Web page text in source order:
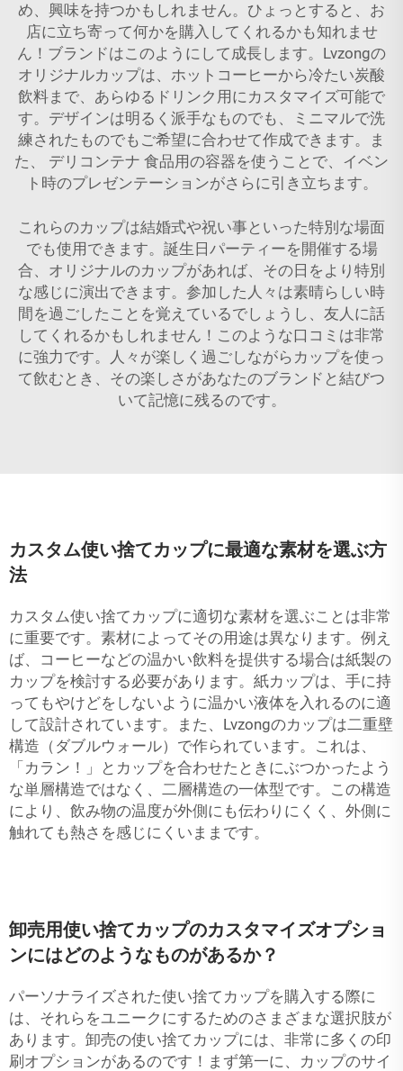
め、興味を持つかもしれません。ひょっとすると、お
店に立ち寄って何かを購入してくれるかも知れませ
ん！ブランドはこのようにして成長します。Lvzongの
オリジナルカップは、ホットコーヒーから冷たい炭酸
飲料まで、あらゆるドリンク用にカスタマイズ可能で
す。デザインは明るく派手なものでも、ミニマルで洗
練されたものでもご希望に合わせて作成できます。ま
た、 デリコンテナ 食品用の容器を使うことで、イベン
ト時のプレゼンテーションがさらに引き立ちます。
これらのカップは結婚式や祝い事といった特別な場面
でも使用できます。誕生日パーティーを開催する場
合、オリジナルのカップがあれば、その日をより特別
な感じに演出できます。参加した人々は素晴らしい時
間を過ごしたことを覚えているでしょうし、友人に話
してくれるかもしれません！このような口コミは非常
に強力です。人々が楽しく過ごしながらカップを使っ
て飲むとき、その楽しさがあなたのブランドと結びつ
いて記憶に残るのです。
カスタム使い捨てカップに最適な素材を選ぶ方
法
カスタム使い捨てカップに適切な素材を選ぶことは非常
に重要です。素材によってその用途は異なります。例え
ば、コーヒーなどの温かい飲料を提供する場合は紙製の
カップを検討する必要があります。紙カップは、手に持
ってもやけどをしないように温かい液体を入れるのに適
して設計されています。また、Lvzongのカップは二重壁
構造（ダブルウォール）で作られています。これは、
「カラン！」とカップを合わせたときにぶつかったよう
な単層構造ではなく、二層構造の一体型です。この構造
により、飲み物の温度が外側にも伝わりにくく、外側に
触れても熱さを感じにくいままです。
卸売用使い捨てカップのカスタマイズオプショ
ンにはどのようなものがあるか？
パーソナライズされた使い捨てカップを購入する際に
は、それらをユニークにするためのさまざまな選択肢が
あります。卸売の使い捨てカップには、非常に多くの印
刷オプションがあるのです！まず第一に、カップのサイ